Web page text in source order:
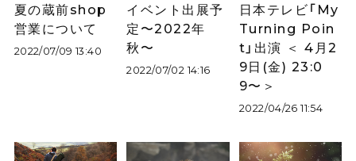
夏の蔵前shop
営業について
2022/07/09 13:40
イベント出展予
定〜2022年
秋〜
2022/07/02 14:16
日本テレビ「My
Turning Poin
t」出演 ＜ 4月2
9日(金) 23:0
9〜＞
2022/04/26 11:54